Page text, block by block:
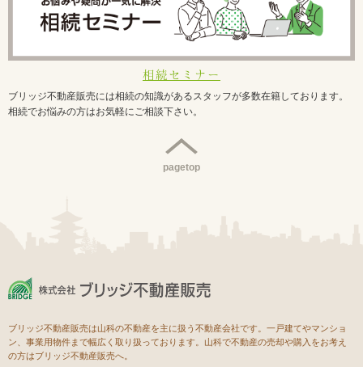
相続セミナー
ブリッジ不動産販売には相続の知識があるスタッフが多数在籍しております。
相続でお悩みの方はお気軽にご相談下さい。
pagetop
ブリッジ不動産販売は山科の不動産を主に扱う不動産会社です。一戸建てやマンショ
ン、事業用物件まで幅広く取り扱っております。山科で不動産の売却や購入をお考え
の方はブリッジ不動産販売へ。